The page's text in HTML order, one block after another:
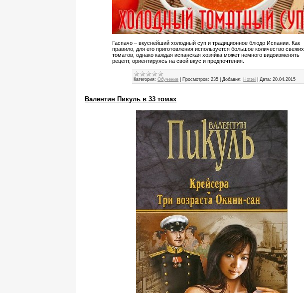
Гаспачо – вкуснейший холодный суп и традиционное блюдо Испании. Как
правило, для его приготовления используется большое количество свежих
томатов, однако каждая испанская хозяйка может немного видоизменять
рецепт, ориентируясь на свой вкус и предпочтения.
Категория: Обучение Просмотров: 235 |Добавил: Hottei |Дата: 20.04.2015
Валентин Пикуль в 33 томах